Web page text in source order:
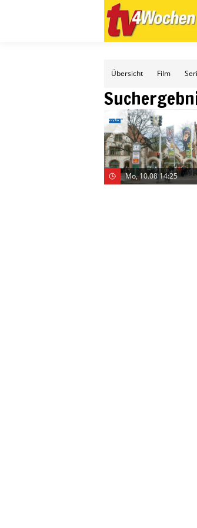
Übersicht Film
Mo, 10.08 14:25